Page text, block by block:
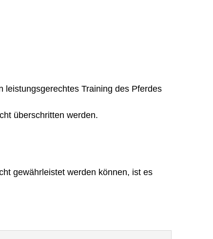
Training des Pferdes
überschritten werden.
gewährleistet werden können, ist es